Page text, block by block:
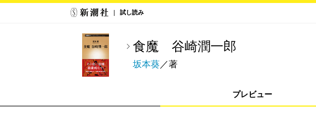
試し読み
食魔 谷崎潤一郎
坂本葵／著
プレビュー